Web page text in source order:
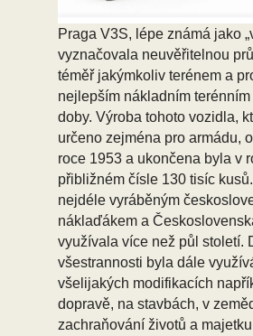
Praga V3S, lépe známá jako
vyznačovala neuvěřitelnou
téměř jakýmkoliv terénem a
nejlepším nákladním
doby. Výroba tohoto vozidla,
určeno zejména pro armádu,
roce 1953 a ukončena byla v
přibližném čísle 130 tisíc
nejdéle vyráběným
náklaďákem a
využívala více než půl století.
všestrannosti byla dále
všelijakých modifikacích
dopravě, na stavbách, v
zachraňování životů a